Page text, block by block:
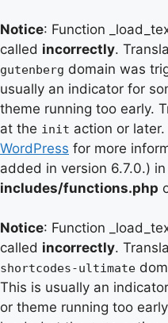
Notice: Function
called incorrectly.
gutenberg domain was
usually an indicator for
theme running too early.
at the init action or
WordPress for more
added in version 6.7.0.) in
includes/functions.php
Notice: Function
called incorrectly.
shortcodes-ultimate
This is usually an
or theme running too